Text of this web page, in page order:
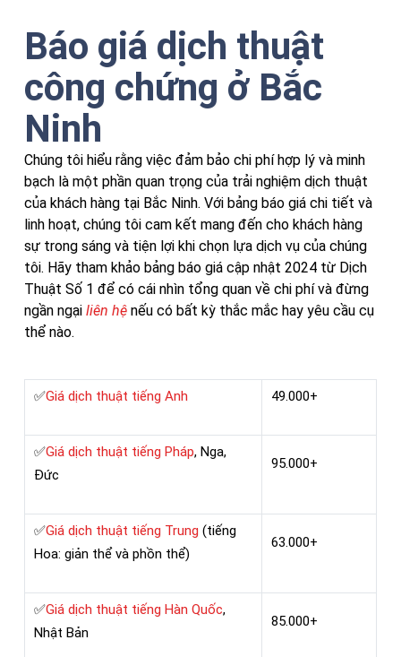
Báo giá dịch thuật
công chứng ở Bắc
Ninh
Chúng tôi hiểu rằng việc đảm bảo chi phí hợp lý và minh
bạch là một phần quan trọng của trải nghiệm dịch thuật
của khách hàng tại Bắc Ninh. Với bảng báo giá chi tiết và
linh hoạt, chúng tôi cam kết mang đến cho khách hàng
sự trong sáng và tiện lợi khi chọn lựa dịch vụ của chúng
tôi. Hãy tham khảo bảng báo giá cập nhật 2024 từ Dịch
Thuật Số 1 để có cái nhìn tổng quan về chi phí và đừng
ngần ngại liên hệ nếu có bất kỳ thắc mắc hay yêu cầu cụ
thể nào.
✅Giá dịch thuật tiếng Anh 49.000+
✅Giá dịch thuật tiếng Pháp, Nga,
Đức
95.000+
✅Giá dịch thuật tiếng Trung (tiếng
Hoa: giản thể và phồn thể)
63.000+
✅Giá dịch thuật tiếng Hàn Quốc,
Nhật Bản
85.000+